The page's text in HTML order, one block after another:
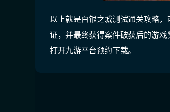
以上就是白银之城测试通关攻略
证，并最终获得案件破获后的游
打开九游平台预约下载。